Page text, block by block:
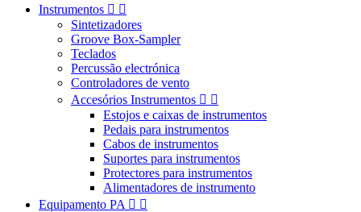
Instrumentos  
Sintetizadores
Groove Box-Sampler
Teclados
Percussão electrónica
Controladores de vento
Accesórios Instrumentos  
Estojos e caixas de instrumentos
Pedais para instrumentos
Cabos de instrumentos
Suportes para instrumentos
Protectores para instrumentos
Alimentadores de instrumento
Equipamento PA  